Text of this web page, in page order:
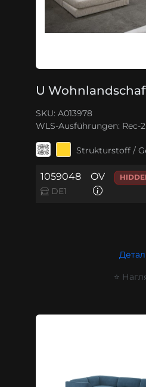
U
SKU: A013978
WLS-Ausführungen: Rec-
Strukturstoff /
1059048
DE1
OV
⭐